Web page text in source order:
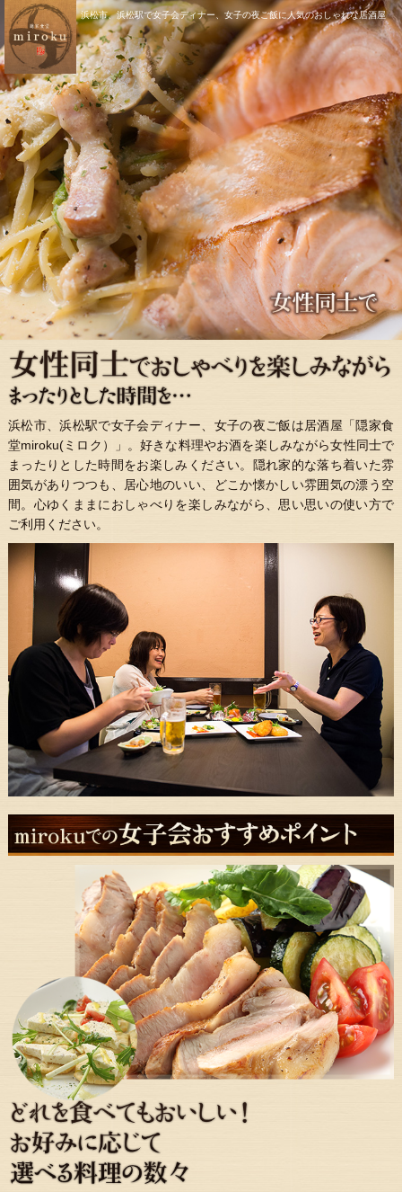
浜松市、浜松駅で女子会ディナー、女子の夜ご飯に人気のおしゃれな居酒屋
浜松市、浜松駅で女子会ディナー、女子の夜ご飯は居酒屋「隠家食
堂miroku(ミロク）」。好きな料理やお酒を楽しみながら女性同士で
まったりとした時間をお楽しみください。隠れ家的な落ち着いた雰
囲気がありつつも、居心地のいい、どこか懐かしい雰囲気の漂う空
間。心ゆくままにおしゃべりを楽しみながら、思い思いの使い方で
ご利用ください。